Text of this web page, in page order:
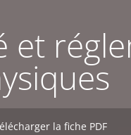
et
la fiche PDF